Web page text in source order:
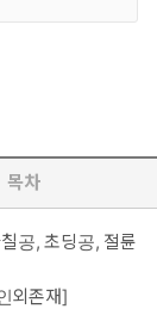
목차
공, 초딩공, 절륜
외존재]